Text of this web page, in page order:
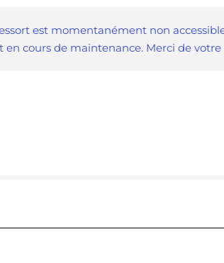
est momentanément non
cours de maintenance. Merci de